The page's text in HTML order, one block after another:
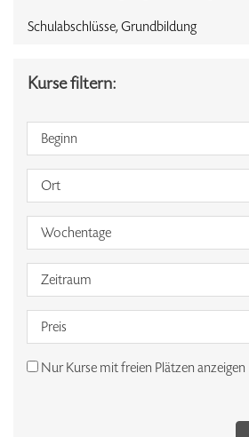
Schulabschlüsse, Grundbildung
Kurse filtern:
Beginn
Ort
Wochentage
Zeitraum
Preis
Nur Kurse mit freien Plätzen anzeigen